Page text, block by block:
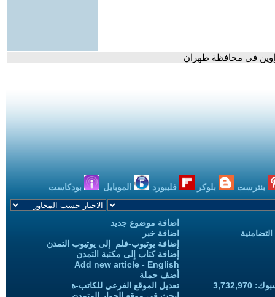
في محافظة طهران
بنترست بلوكر فليبورد الموبايل بودكاست
اضافة موضوع جديد
اضافة خبر
إضافة يوتيوب-فلم إلى يوتيوب التمدن
إضافة كتاب إلى مكتبة التمدن
Add new article - English
أضف حملة
تعديل الموقع الفرعي للكاتب-ة